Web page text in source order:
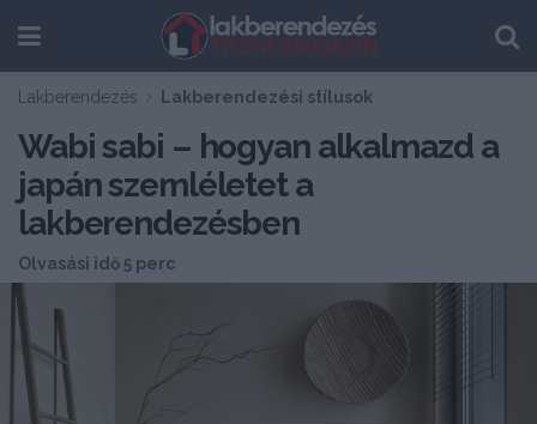
Lakberendezés Lakberendezési stílusok
Wabi sabi – hogyan alkalmazd a
japán szemléletet a
lakberendezésben
Olvasási idő 5 perc